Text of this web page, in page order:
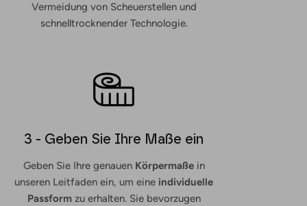
Vermeidung von Scheuerstellen und
schnelltrocknender Technologie.
3 - Geben Sie Ihre Maße ein
Geben Sie Ihre genauen Körpermaßein
unseren Leitfaden ein, um eine individuelle
Passformzu erhalten. Sie bevorzugen